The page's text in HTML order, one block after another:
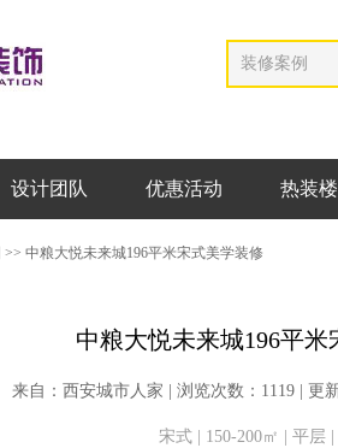
设计团队 优惠活动 热装
>> 中粮大悦未来城196平米宋式美学装修
中粮大悦未来城196平米
来自：西安城市人家 | 浏览次数：1119 | 更
宋式 | 150-200㎡ | 平层